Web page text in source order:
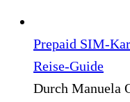
Prepaid SIM-
Reise-Guide
Durch Manuela